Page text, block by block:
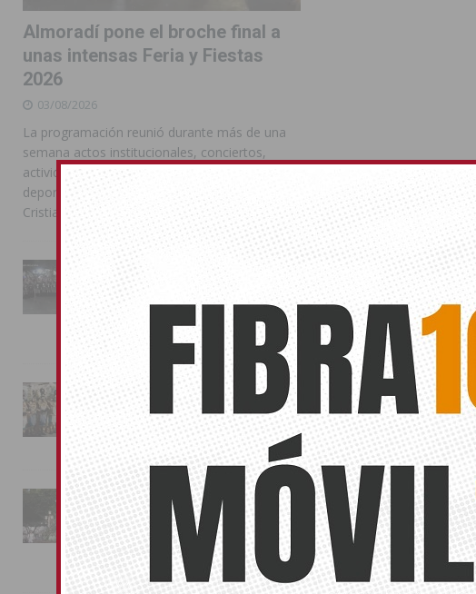
Almoradí pone el broche final a
unas intensas Feria y Fiestas
2026
03/08/2026
La programación reunió durante más de una
semana actos institucionales, conciertos,
actividades familiares, competiciones
deportivas y las celebraciones de Moros y
Cristianos
La Entrada Cristiana llena de
esplendor las calles de
Almoradí en una multitudinaria
La magia de la Entrada Mora
conquista las calles de
Almoradí
01/08/2026
La fiesta se adueña de
Almoradí con la presentación
de los cargos festeros y la
toma del castillo
31/07/2026